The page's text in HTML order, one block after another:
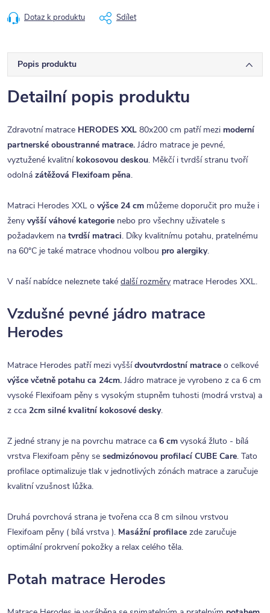
Dotaz k produktu Sdílet
Popis produktu
Detailní popis produktu
Zdravotní matrace HERODES XXL 80x200 cm patří mezi moderní
partnerské oboustranné matrace. Jádro matrace je pevné,
vyztužené kvalitní kokosovou deskou. Měkčí i tvrdší stranu tvoří
odolná zátěžová Flexifoam pěna.
Matraci Herodes XXL o výšce 24 cm můžeme doporučit pro muže i
ženy vyšší váhové kategorie nebo pro všechny uživatele s
požadavkem na tvrdší matraci. Díky kvalitnímu potahu, pratelnému
na 60°C je také matrace vhodnou volbou pro alergiky.
V naší nabídce neleznete také další rozměry matrace Herodes XXL.
Vzdušné pevné jádro matrace
Herodes
Matrace Herodes patří mezi vyššídvoutvrdostní matrace o celkové
výšce včetně potahu ca 24cm. Jádro matrace je vyrobeno z ca 6 cm
vysoké Flexifoam pěny s vysokým stupněm tuhosti (modrá vrstva) a
z cca 2cm silné kvalitní kokosové desky.
Z jedné strany je na povrchu matrace ca 6 cm vysoká žluto - bílá
vrstva Flexifoam pěny se sedmizónovou profilací CUBE Care. Tato
profilace optimalizuje tlak v jednotlivých zónách matrace a zaručuje
kvalitní vzušnost lůžka.
Druhá povrchová strana je tvořena cca 8 cm silnou vrstvou
Flexifoam pěny ( bílá vrstva ). Masážní profilace zde zaručuje
optimální prokrvení pokožky a relax celého těla.
Potah matrace Herodes